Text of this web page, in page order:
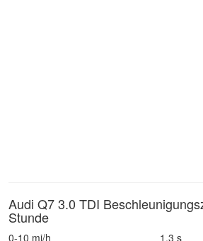
Audi Q7 3.0 TDI
Stunde
0-10 mi/h
1.3 s